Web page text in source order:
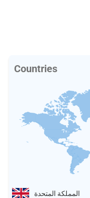
Countries
المملكة المتحدة